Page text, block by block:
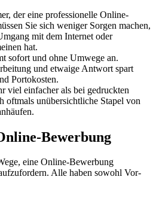
der eine professionelle Online-
Sie sich weniger Sorgen machen,
mit dem Internet oder
hat.
sofort und ohne Umwege an.
und etwaige Antwort spart
Portokosten.
viel einfacher als bei gedruckten
oftmals unübersichtliche Stapel von
Bewerbung
eine Online-Bewerbung
Alle haben sowohl Vor-